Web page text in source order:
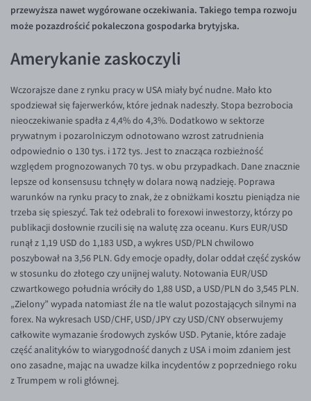
Inne pary walutowe
BGN/PLN
CNY/PLN
HKD/PLN
HUF/PLN
ILS/PLN
JPY/PLN
NZD/PLN
RON/PLN
SGD/PLN
TRY/PLN
ZAR/PLN
EUR/USD
EUR/GBP
EUR/CHF
Aplikacja mobilna
Bezpieczeństwo
Pomoc
FAQ
Konto i opłaty
Wymiana walut
Banki i przelewy
Przelewy zagraniczne
Słowniczek
Poradnik
KONTAKT
Kontakt
PL
przewyższa nawet wygórowane oczekiwania. Takiego tempa rozwoju
może pozazdrościć pokaleczona gospodarka brytyjska.
Amerykanie zaskoczyli
Wczorajsze dane z rynku pracy w USA miały być nudne. Mało kto
spodziewał się fajerwerków, które jednak nadeszły. Stopa bezrobocia
nieoczekiwanie spadła z 4,4% do 4,3%. Dodatkowo w sektorze
prywatnym i pozarolniczym odnotowano wzrost zatrudnienia
odpowiednio o 130 tys. i 172 tys. Jest to znacząca rozbieżność
względem prognozowanych 70 tys. w obu przypadkach. Dane znacznie
lepsze od konsensusu tchnęły w dolara nową nadzieję. Poprawa
warunków na rynku pracy to znak, że z obniżkami kosztu pieniądza nie
trzeba się spieszyć. Tak też odebrali to forexowi inwestorzy, którzy po
publikacji dosłownie rzucili się na walutę zza oceanu. Kurs EUR/USD
runął z 1,19 USD do 1,183 USD, a wykres USD/PLN chwilowo
poszybował na 3,56 PLN. Gdy emocje opadły, dolar oddał część zysków
w stosunku do złotego czy unijnej waluty. Notowania EUR/USD
czwartkowego południa wróciły do 1,88 USD, a USD/PLN do 3,545 PLN.
„Zielony” wypada natomiast źle na tle walut pozostających silnymi na
forex. Na wykresach USD/CHF, USD/JPY czy USD/CNY obserwujemy
całkowite wymazanie środowych zysków USD. Pytanie, które zadaje
część analityków to wiarygodność danych z USA i moim zdaniem jest
ono zasadne, mając na uwadze kilka incydentów z poprzedniego roku
z Trumpem w roli głównej.